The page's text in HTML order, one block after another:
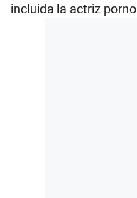
incluida la actriz porno